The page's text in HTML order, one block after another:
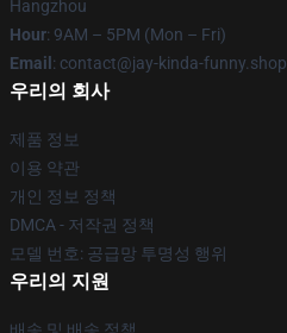
Hangzhou
Hour: 9AM – 5PM (Mon – Fri)
Email : contact@jay-kinda-funny.shop
우리의 회사
제품 정보
이용 약관
개인 정보 정책
DMCA - 저작권 정책
모델 번호: 공급망 투명성 행위
우리의 지원